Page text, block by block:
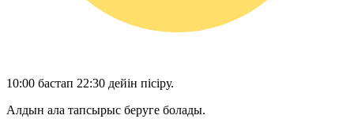
10:00 бастап 22:30 дейін пісіру.
Алдын ала тапсырыс беруге болады.